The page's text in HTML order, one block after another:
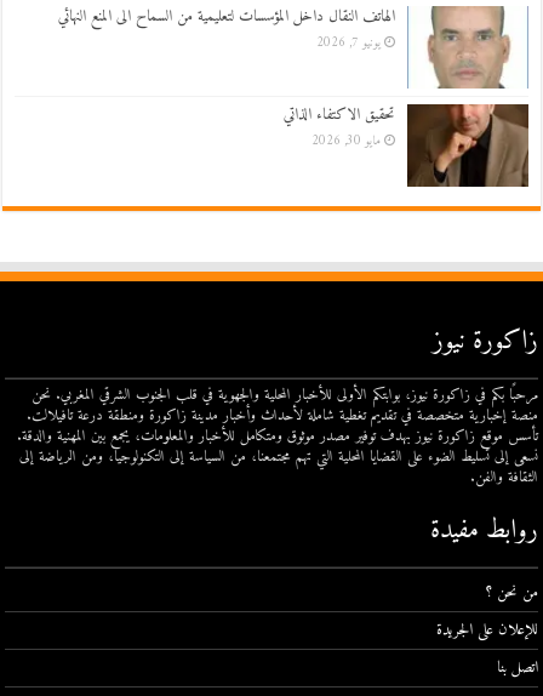
الهاتف النقال داخل المؤسسات لتعليمية من السماح الى المنع النهائي
يونيو 7, 2026
تحقيق الاكتفاء الذاتي
مايو 30, 2026
زاكورة نيوز
مرحبًا بكم في زاكورة نيوز، بوابتكم الأولى للأخبار المحلية والجهوية في قلب الجنوب الشرقي المغربي. نحن
منصة إخبارية متخصصة في تقديم تغطية شاملة لأحداث وأخبار مدينة زاكورة ومنطقة درعة تافيلالت.
تأسس موقع زاكورة نيوز بهدف توفير مصدر موثوق ومتكامل للأخبار والمعلومات، يجمع بين المهنية والدقة.
نسعى إلى تسليط الضوء على القضايا المحلية التي تهم مجتمعنا، من السياسة إلى التكنولوجيا، ومن الرياضة إلى
الثقافة والفن.
روابط مفيدة
من نحن ؟
للإعلان على الجريدة
اتصل بنا